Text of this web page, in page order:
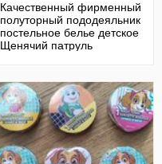
Качественный фирменный
полуторный пододеяльник
постельное белье детское
Щенячий патруль